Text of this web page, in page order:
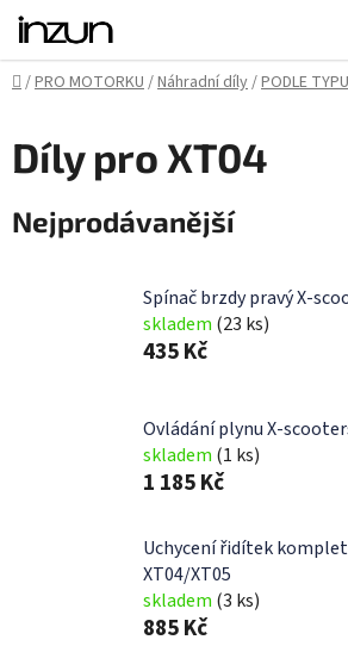
Přejít
obsah
Domů
/PRO MOTORKU/Náhradní díly/PODLE
Díly pro XT04
Nejprodávanější
Spínač brzdy pravý X-
skladem (23 ks)
435 Kč
Ovládání plynu X-
skladem (1 ks)
1 185 Kč
Uchycení řidítek
XT04/XT05
skladem (3 ks)
885 Kč